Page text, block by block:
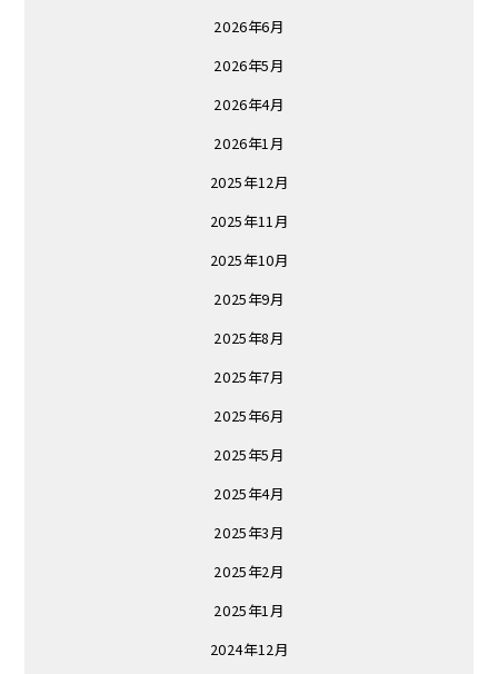
2026年6月
2026年5月
2026年4月
2026年1月
2025年12月
2025年11月
2025年10月
2025年9月
2025年8月
2025年7月
2025年6月
2025年5月
2025年4月
2025年3月
2025年2月
2025年1月
2024年12月